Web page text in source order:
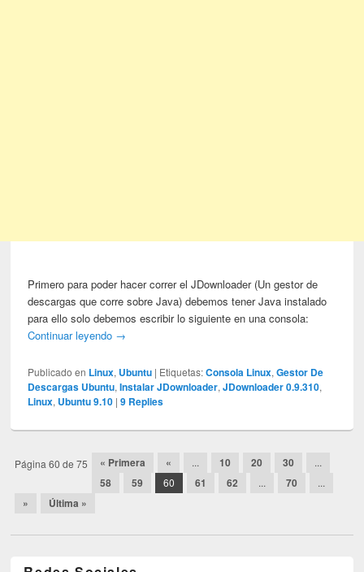
Primero para poder hacer correr el JDownloader (Un gestor de
descargas que corre sobre Java) debemos tener Java instalado
para ello solo debemos escribir lo siguiente en una consola:
Continuar leyendo →
Publicado en Linux, Ubuntu | Etiquetas: Consola Linux,Gestor De
Descargas Ubuntu,Instalar JDownloader,JDownloader 0.9.310,
Linux, Ubuntu 9.10 |9 Replies
Post navigation
Página 60 de 75 « Primera « ... 10 20 30 ...
58 59 60 61 62 ... 70 ...
» Última »